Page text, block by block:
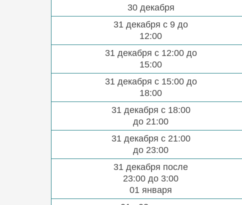
30 декабря
31 декабря с 9 до
12:00
31 декабря с 12:00 до
15:00
31 декабря с 15:00 до
18:00
31 декабря с 18:00
до 21:00
31 декабря с 21:00
до 23:00
31 декабря после
23:00 до 3:00
01 января